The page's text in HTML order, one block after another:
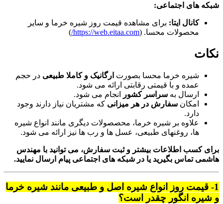
شبکه های اجتماعی:
کانال ایتا: برای مشاهده قیمت روز شیره خرما و سایر
محصولات محسا. (https://web.eitaa.com/
)
نکات
شیره خرما محسا بصورت ارگانیک و کاملا طبیعی در حجم
عمده و با قیمتی رقابتی ارائه می شود.
ارسال به سراسر کشور
انجام می شود.
امکان سفارش در هر میزانی که مشتریان نیاز دارند وجود
دارد.
علاوه بر شیره خرما، محصصولات دیگری مانند انواع شیره
ها، روغنهای طبیعی، عسل ها و رب ها نیز ارائه می شود.
برای کسب اطلاعات بیشتر و ثبت سفارش، می توانید با مهندس
هاشمی تماس بگیرید یا در شبکه های اجتماعی پیام ارسال نمایید.
1- قیمت روز انواع شیره اصل و طبیعی مانند شیره خرما
و شیره انگور چقدر است؟